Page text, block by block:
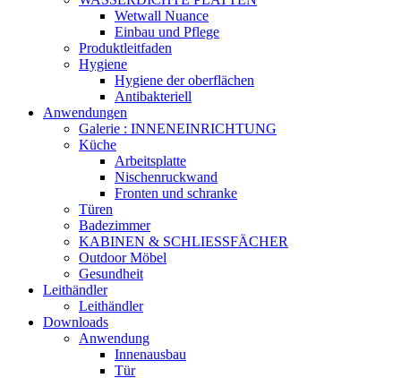
Wetwall Nuance
Einbau und Pflege
Produktleitfaden
Hygiene
Hygiene der oberflächen
Antibakteriell
Anwendungen
Galerie : INNENEINRICHTUNG
Küche
Arbeitsplatte
Nischenruckwand
Fronten und schranke
Türen
Badezimmer
KABINEN & SCHLIESSFÄCHER
Outdoor Möbel
Gesundheit
Leithändler
Leithändler
Downloads
Anwendung
Innenausbau
Tür